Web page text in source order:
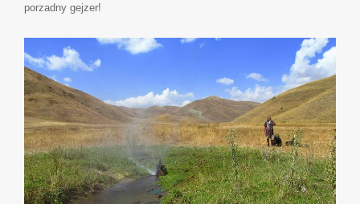
porzadny gejzer!